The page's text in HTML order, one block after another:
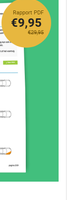
Rapport PDF
€29,95
€9,95